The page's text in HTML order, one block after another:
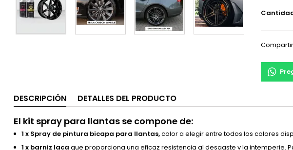
Compartir
DESCRIPCIÓN DETALLES DEL PRODUCTO
El kit spray para llantas se compone de:
1 x Spray de pintura bicapa para llantas,color a elegir entre todos los colores
1 x barniz laca que proporciona una eficaz resistencia al desgaste y la intemperie.